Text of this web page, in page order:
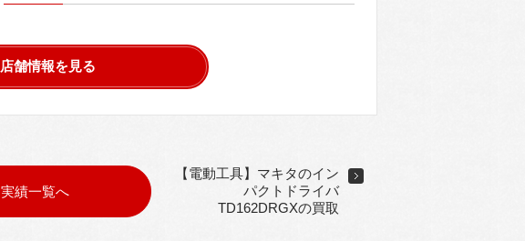
店舗情報を見る
実績一覧へ
【電動工具】マキタのイン
パクトドライバ
TD162DRGXの買取